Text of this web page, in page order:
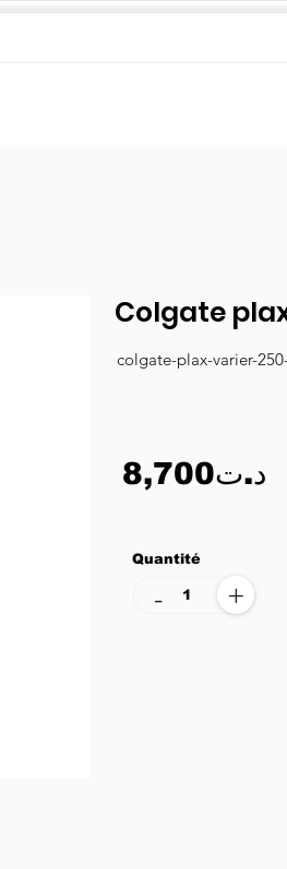
Colgate
colgate-plax-varier-
8,700د.ت
Quantité
+
-